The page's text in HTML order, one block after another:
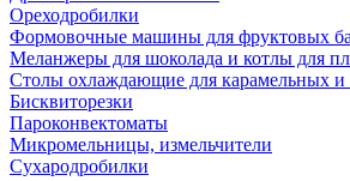
Ореходробилки
Формовочные машины для фруктовых
Меланжеры для шоколада и котлы для
Столы охлаждающие для карамельных и
Бисквиторезки
Пароконвектоматы
Микромельницы, измельчители
Сухародробилки